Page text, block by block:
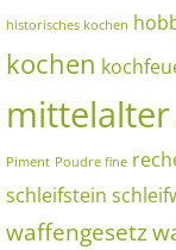
historisches kochen
kochen
mittelalter
Piment Poudre fine
schleifstein
waffengesetz